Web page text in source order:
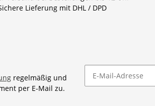
Lieferung mit DHL / DPD
regelmäßig und
per E-Mail zu.